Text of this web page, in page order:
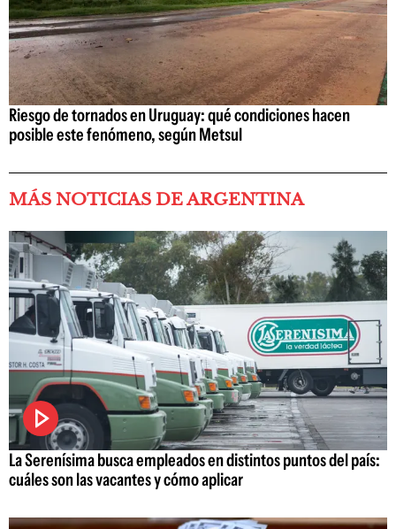
Riesgo de tornados en Uruguay: qué condiciones hacen
posible este fenómeno, según Metsul
MÁS NOTICIAS DE ARGENTINA
La Serenísima busca empleados en distintos puntos del país:
cuáles son las vacantes y cómo aplicar